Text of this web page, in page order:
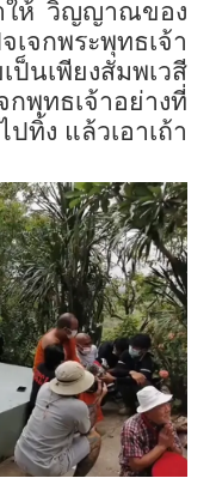
ให้ วิญญาณของ
เจกพระพุทธเจ้า
นเพียงสัมพเวสี
ทธเจ้าอย่างที่
ทิ้ง แล้วเอาเถ้า